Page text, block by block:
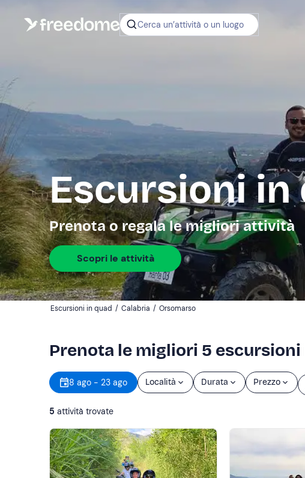
Cerca un’attività o un luogo
Escursioni in
Prenota o regala le migliori attività
Scopri le attività
Escursioni in quad / Calabria / Orsomarso
Prenota le migliori 5 escursioni
8 ago - 23 ago Località Durata Prezzo
5 attività trovate